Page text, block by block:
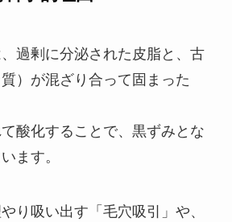
過剰に分泌された皮脂と、古
）が混ざり合って固まった
酸化することで、黒ずみとな
ます。
り吸い出す「毛穴吸引」や、